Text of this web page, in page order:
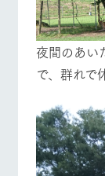
ペットを
お連れの
お客様へ
お問い合
わせ・資
料請求
牧
遊
個人情報取扱
営業
よ
ペッ
お客
夜間のあい
で、群れで